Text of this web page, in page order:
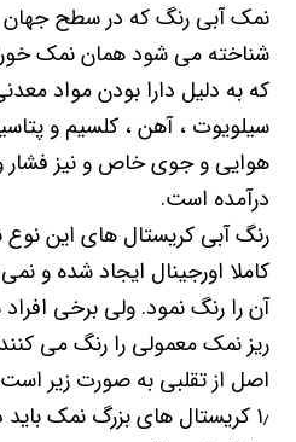
شناخته می شود همان نمک
که به دلیل دارا بودن مواد
سیلویوت ، آهن ، کلسیم و
هوایی و جوی خاص و نیز فشار
درآمده است.
رنگ آبی کریستال های این
کاملا اورجینال ایجاد شده و
آن را رنگ نمود. ولی برخی
ریز نمک معمولی را رنگ می
اصل از تقلبی به صورت زیر است
۱٫ کریستال های بزرگ نمک